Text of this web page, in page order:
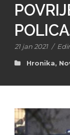
21 jan 2021 /
Hronika,